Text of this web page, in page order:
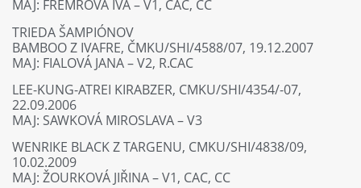
MAJ: FREMROVÁ IVA – V1, CAC, CC
TRIEDA ŠAMPIÓNOV
BAMBOO Z IVAFRE, ČMKU/SHI/4588/07, 19.12.2007
MAJ: FIALOVÁ JANA – V2, R.CAC
LEE-KUNG-ATREI KIRABZER, CMKU/SHI/4354/-07,
22.09.2006
MAJ: SAWKOVÁ MIROSLAVA – V3
WENRIKE BLACK Z TARGENU, CMKU/SHI/4838/09,
10.02.2009
MAJ: ŽOURKOVÁ JIŘINA – V1, CAC, CC